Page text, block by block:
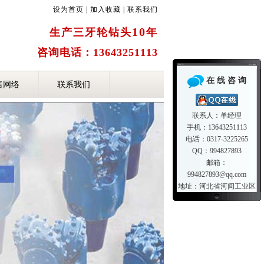
设为首页 加入收藏 联系我们
生产三牙轮钻头10年
咨询电话：13643251113
网络 联系我们 在 线 咨 询
联系人：单经理
手机：13643251113
电话：0317-3225265
QQ：994827893
邮箱：
994827893@qq.com
地址：河北省河间工业区